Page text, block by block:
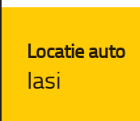
Locatie auto
Iasi